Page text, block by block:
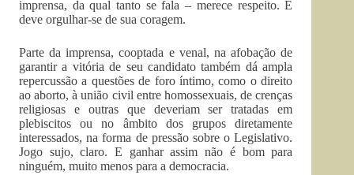
imprensa, da qual tanto se fala – merece respeito. E
deve orgulhar-se de sua coragem.
Parte da imprensa, cooptada e venal, na afobação de
garantir a vitória de seu candidato também dá ampla
repercussão a questões de foro íntimo, como o direito
ao aborto, à união civil entre homossexuais, de crenças
religiosas e outras que deveriam ser tratadas em
plebiscitos ou no âmbito dos grupos diretamente
interessados, na forma de pressão sobre o Legislativo.
Jogo sujo, claro. E ganhar assim não é bom para
ninguém, muito menos para a democracia.